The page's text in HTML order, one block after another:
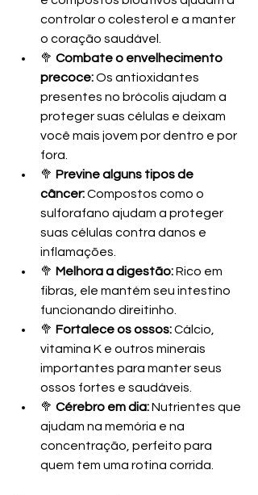
controlar o colesterol e a manter
o coração saudável.
🥦 Combate o envelhecimento
precoce: Os antioxidantes
presentes no brócolis ajudam a
proteger suas células e deixam
você mais jovem por dentro e por
fora.
🥦 Previne alguns tipos de
câncer: Compostos como o
sulforafano ajudam a proteger
suas células contra danos e
inflamações.
🥦 Melhora a digestão: Rico em
fibras, ele mantém seu intestino
funcionando direitinho.
🥦 Fortalece os ossos: Cálcio,
vitamina K e outros minerais
importantes para manter seus
ossos fortes e saudáveis.
🥦 Cérebro em dia: Nutrientes que
ajudam na memória e na
concentração, perfeito para
quem tem uma rotina corrida.